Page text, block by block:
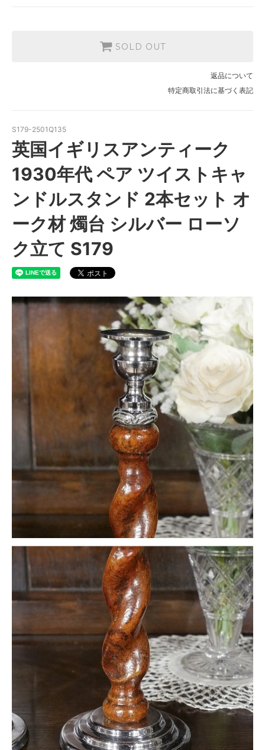
SOLD OUT
返品について
特定商取引法に基づく表記
S179-2501Q135
英国イギリスアンティーク
1930年代 ペア ツイストキャ
ンドルスタンド 2本セット オ
ーク材 燭台 シルバー ローソ
ク立て S179